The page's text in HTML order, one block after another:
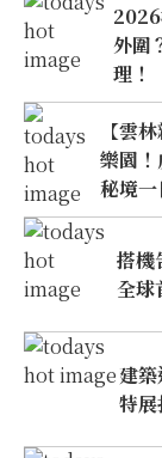
外圍
理！
【雲
樂園
秘境
搭機
全
建
特